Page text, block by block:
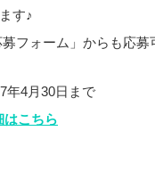
す♪
フォーム」からも応募
年4月30日まで
はこちら